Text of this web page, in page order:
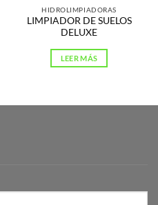
HIDROLIMPIADORAS
LIMPIADOR DE SUELOS
DELUXE
LEER MÁS